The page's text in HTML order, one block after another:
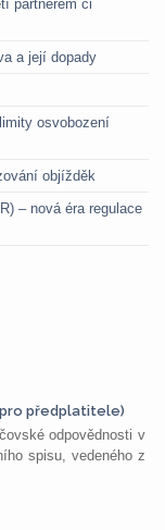
partnerem či
a její dopady
osvobození
objížděk
– nová éra regulace
předplatitele)
odpovědnosti v
spisu, vedeného z